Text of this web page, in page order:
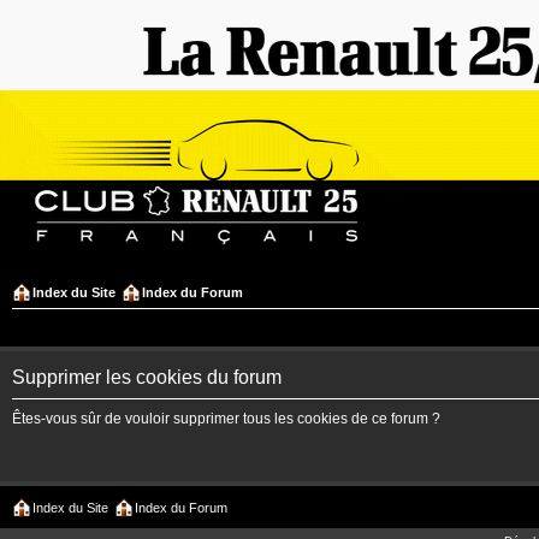
Index du Site Index du Forum
Supprimer les cookies du forum
Êtes-vous sûr de vouloir supprimer tous les cookies de ce forum ?
Index du Site Index du Forum